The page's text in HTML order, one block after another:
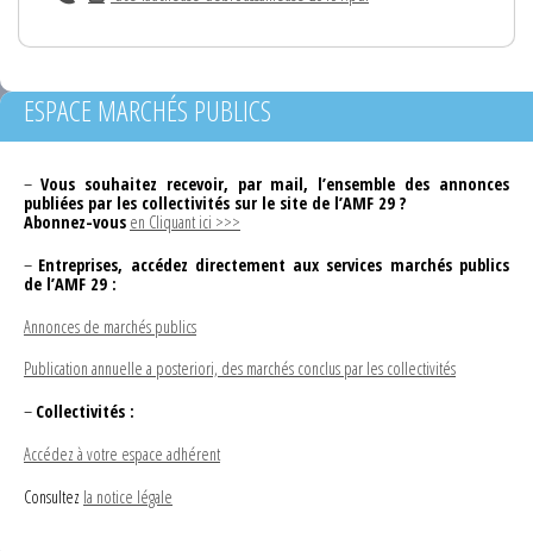
ESPACE MARCHÉS PUBLICS
– Vous souhaitez recevoir, par mail, l’ensemble des annonces
publiées par les collectivités sur le site de l’AMF 29 ?
Abonnez-vous en Cliquant ici >>>
– Entreprises, accédez directement aux services marchés publics
de l’AMF 29 :
Annonces de marchés publics
Publication annuelle a posteriori, des marchés conclus par les collectivités
– Collectivités :
Accédez à votre espace adhérent
Consultez la notice légale